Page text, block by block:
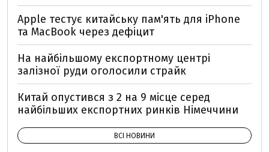
Apple тестує китайську пам'ять для iPhone
та MacBook через дефіцит
На найбільшому експортному центрі
залізної руди оголосили страйк
Китай опустився з 2 на 9 місце серед
найбільших експортних ринків Німеччини
ВСІ НОВИНИ